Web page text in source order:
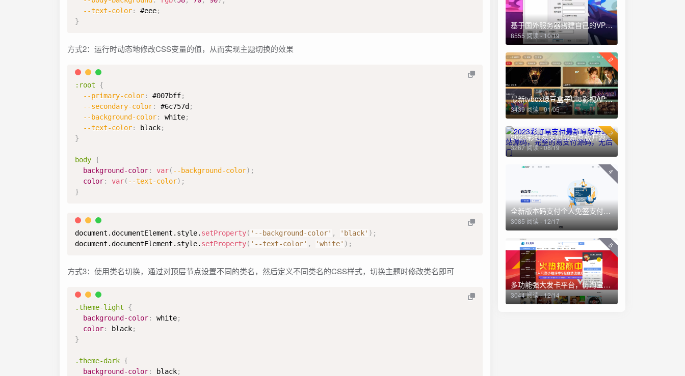
--text-color: #eee;
}
方式2：运行时动态地修改CSS变量的值，从而实现主题切换的效果
:root
{
--primary-color: #007bff;
--secondary-color: #6c757d ;
--background-color: white;
--text-color: black;
}
body {
background-color: var( --background-color) ;
color: var( --text-color) ;
}
document.documentElement.style. setProperty( '--background-color' , 'black' ) ;
document.documentElement.style. setProperty( '--text-color' , 'white' ) ;
方式3：使用类名切换，通过对顶层节点设置不同的类名，然后定义不同类名的CSS样式，切换主题时修改类名即可
.theme-light
{
background-color: white;
color: black;
}
.theme-dark {
background-color: black;
基于国外服务器搭建自己的VPN详细教程
8555 阅读 - 10/19
2
最新tvbox绿豆盒子UI8影视APP源码新增后台添加直播及加密功能
3439 阅读 - 01/05
3
2023彩虹易支付最新原版开源网站源码，完整的易支付源码，无后门
3267 阅读 - 08/19
4
全新版本码支付个人免签支付系统源码 ThinkPHP框架开发 全开源(亲测)
3085 阅读 - 12/17
5
多功能强大发卡平台，仿淘宝商城，资源站，一体化平台源码（亲测）
3044 阅读 - 12/14